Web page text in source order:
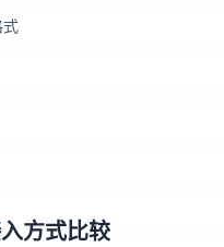
方式比较